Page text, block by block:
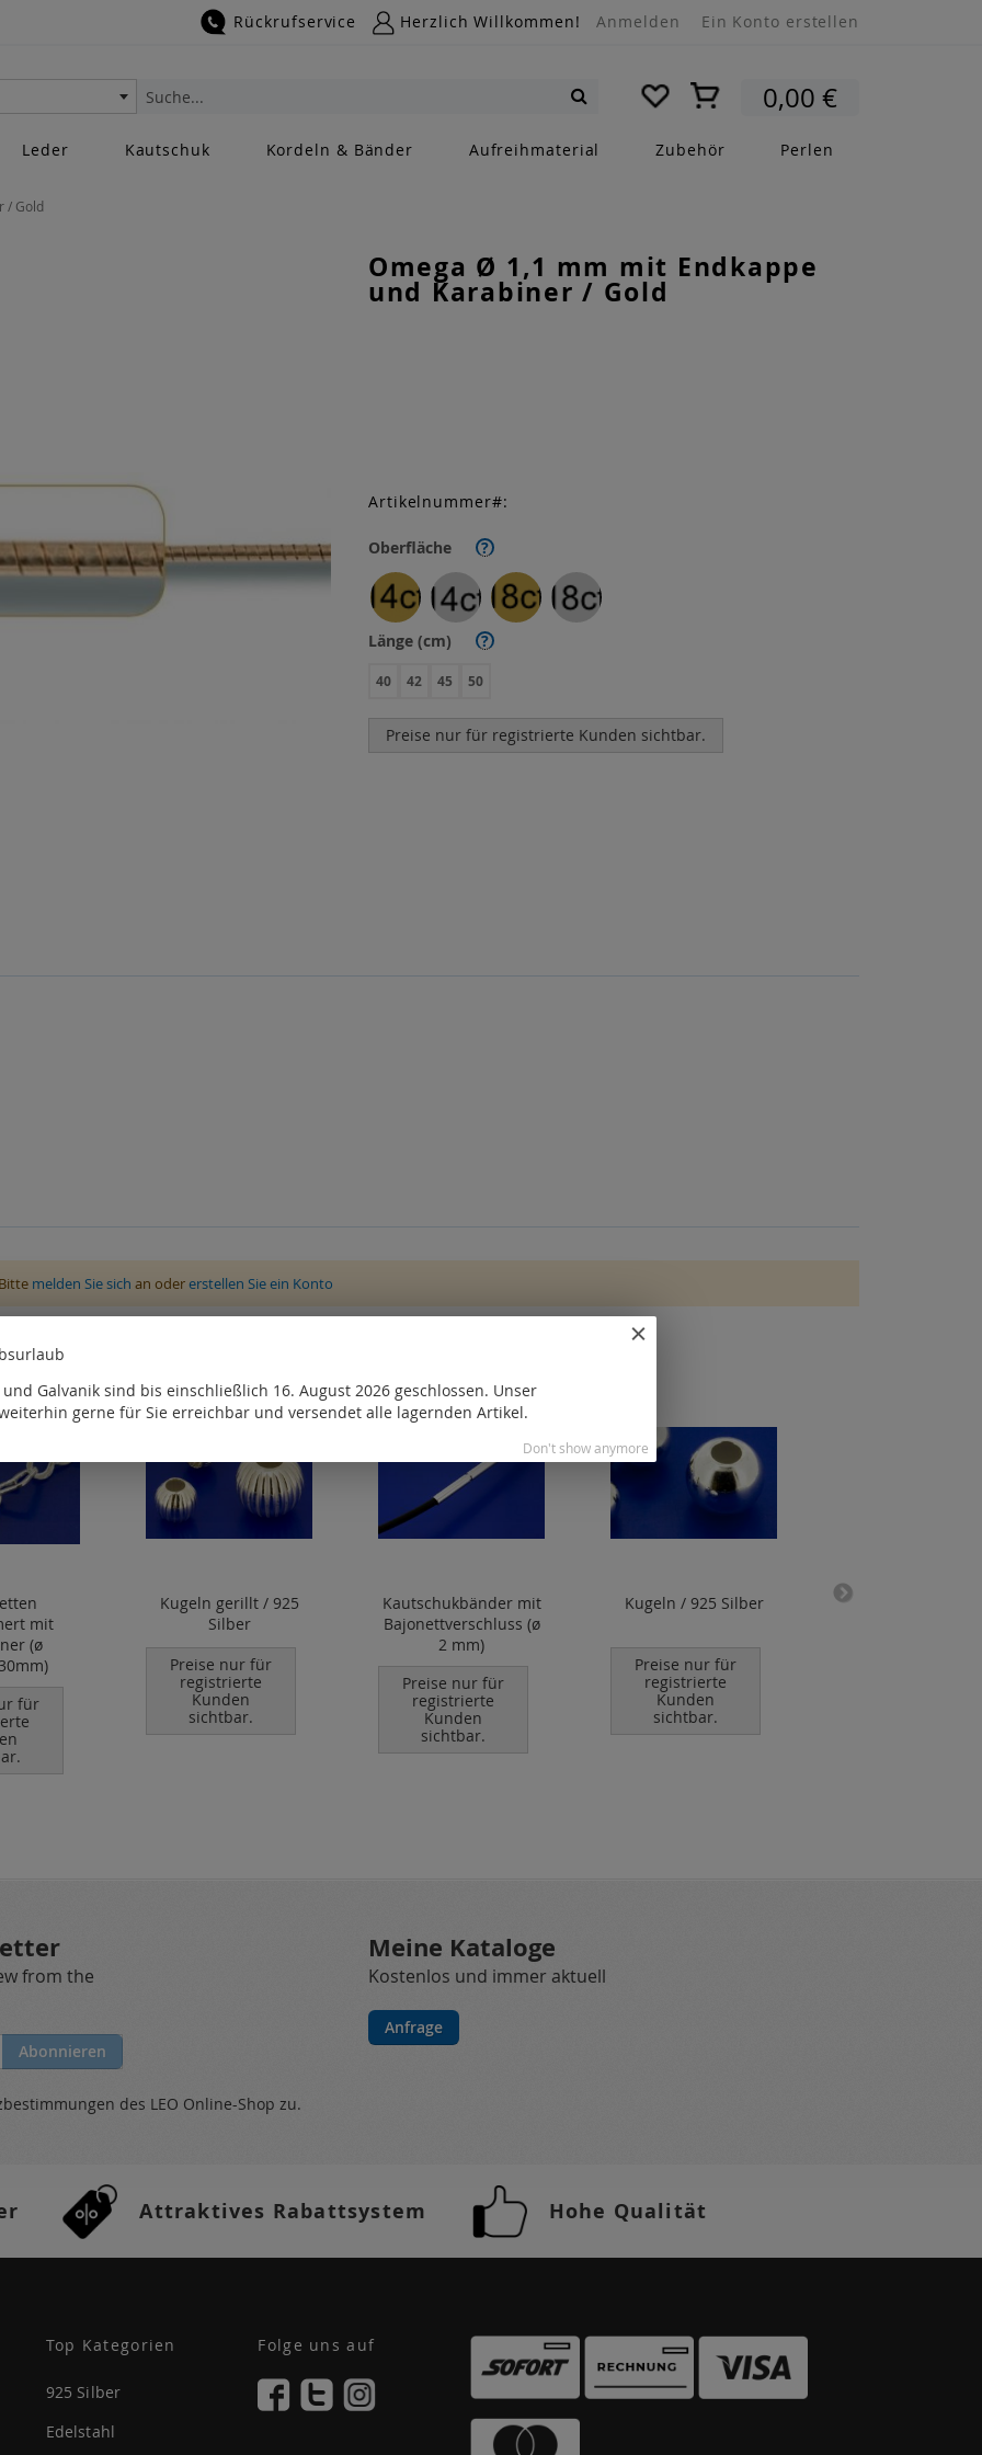
Rückrufservice Herzlich Willkommen! Anmelden Ein Konto erstellen
Mein Warenkorb
0,00 €
Suche
Leder Kautschuk Kordeln & Bänder Aufreihmaterial Zubehör Perlen
/ Gold
Omega Ø 1,1 mm mit Endkappe
und Karabiner / Gold
Oberfläche ?
Länge (cm) ?
40 42 45 50
Preise nur für registrierte Kunden sichtbar.
Artikelnummer
melden Sie sich an odererstellen Sie ein Konto
auch
mit
(ø
für
Kugeln gerillt / 925
Silber
Preise nur für
registrierte
Kunden
sichtbar.
Kautschukbänder mit
Bajonettverschluss (ø
2 mm)
Preise nur für
registrierte
Kunden
sichtbar.
Kugeln / 925 Silber
Preise nur für
registrierte
Kunden
sichtbar.
from the
Abonnieren
Meine Kataloge
Kostenlos und immer aktuell
Anfrage
des LEO Online-Shop zu.
Attraktives Rabattsystem Hohe Qualität
Top Kategorien
925 Silber
Edelstahl
Folge uns auf
Galvanik sind bis einschließlich 16. August 2026 geschlossen. Unser
gerne für Sie erreichbar und versendet alle lagernden Artikel.
Don't show anymore